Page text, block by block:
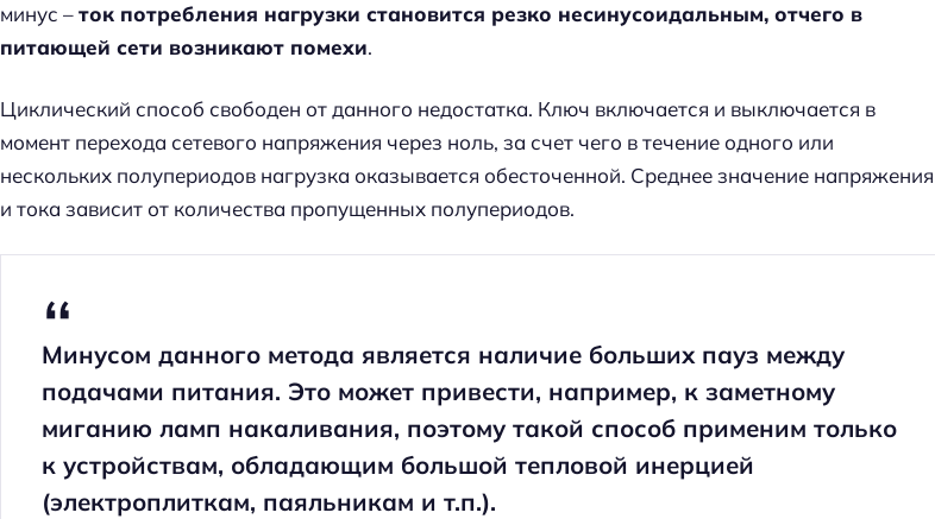
минус –ток потребления нагрузки становится резко несинусоидальным, отчего в
питающей сети возникают помехи.
Циклический способ свободен от данного недостатка. Ключ включается и выключается в
момент перехода сетевого напряжения через ноль, за счет чего в течение одного или
нескольких полупериодов нагрузка оказывается обесточенной. Среднее значение напряжения
и тока зависит от количества пропущенных полупериодов.
Минусом данного метода является наличие больших пауз между
подачами питания. Это может привести, например, к заметному
миганию ламп накаливания, поэтому такой способ применим только
к устройствам, обладающим большой тепловой инерцией
(электроплиткам, паяльникам и т.п.).
Н